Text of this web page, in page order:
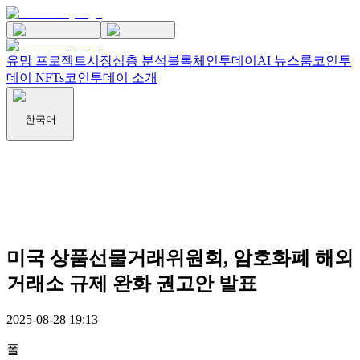
유망 프로젝트시장심층 분석블록체인투데이 AI 뉴스룸코인투
데이 NFTs코인투데이 소개
한국어
미국 상품선물거래위원회, 암호화폐 해외
거래소 규제 완화 권고안 발표
2025-08-28 19:13
폴